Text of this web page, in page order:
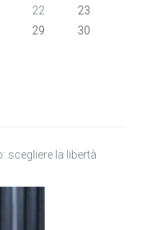
22
23
29
30
scegliere la libertà